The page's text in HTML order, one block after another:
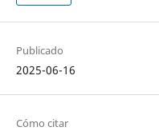
Publicado
2025-06-16
Cómo citar